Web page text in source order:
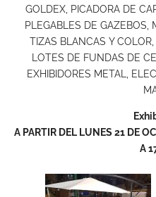
GOLDEX, PICADORA DE
PLEGABLES DE
TIZAS BLANCAS Y
LOTES DE FUNDAS DE
EXHIBIDORES METAL,
A PARTIR DEL LUNES 21 DE
A